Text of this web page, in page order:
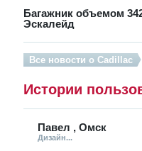
Багажник объемом
Эскалейд
Все новости о Cadillac
Истории
Павел , Омск
Дизайн...